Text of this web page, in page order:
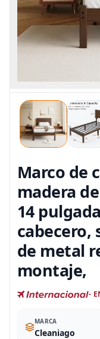
Marco de
madera
14
cabecero,
de metal
montaje,
-
MARCA
Cleaniago